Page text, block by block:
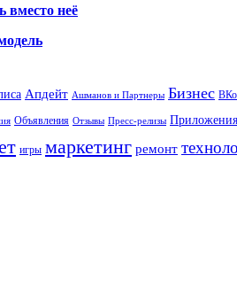
вместо неё
Апдейт Ашманов и Партнеры Бизнес
Объявления Отзывы Пресс-релизы Приложения
игры маркетинг ремонт